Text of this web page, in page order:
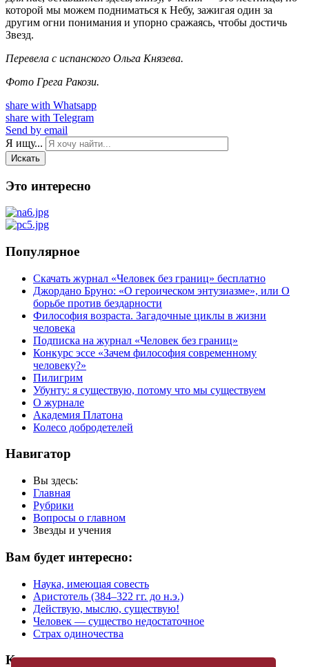
которой мы можем подниматься к Небу, зажигая один за
другим огни понимания и упорно сражаясь, чтобы достичь
Звезд.
Перевела с испанского Ольга Князева.
Фото Грега Ракози.
share with Whatsapp
share with Telegram
Send by email
Я ищу...
Искать
Это интересно
Популярное
Скачать журнал «Человек без границ» бесплатно
Джордано Бруно: «О героическом энтузиазме», или О
борьбе против бездарности
Философия возраста. Загадочные циклы в жизни
человека
Подписка на журнал «Человек без границ»
Конкурс эссе «Зачем философия современному
человеку?»
Пилигрим
Убунту: я существую, потому что мы существуем
О журнале
Академия Платона
Колесо добродетелей
Навигатор
Вы здесь:
Главная
Рубрики
Вопросы о главном
Звезды и учения
Вам будет интересно:
Наука, имеющая совесть
Аристотель (384–322 гг. до н.э.)
Действую, мыслю, существую!
Человек — существо недостаточное
Страх одиночества
Купить журнал